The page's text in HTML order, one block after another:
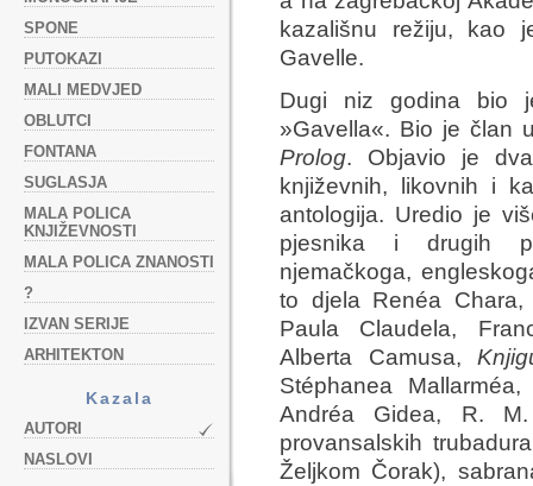
SPONE
PUTOKAZI
MALI MEDVJED
OBLUTCI
FONTANA
SUGLASJA
MALA POLICA
KNJIŽEVNOSTI
MALA POLICA ZNANOSTI
?
IZVAN SERIJE
ARHITEKTON
Kazala
AUTORI
NASLOVI
kazališnu režiju, kao
Gavelle.
Dugi niz godina bio
»Gavella«. Bio je član
Prolog. Objavio je
književnih, likovnih i
antologija. Uredio je
pjesnika i drugih
njemačkoga,
to djela Renéa Chara,
Paula Claudela,
Alberta Camusa,
Stéphanea
Andréa Gidea, R.
provansalskih
Željkom Čorak),